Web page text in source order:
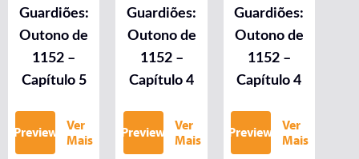
Guardiões:
Outono de
1152 –
Capítulo 5
Preview
Ver
Mais
Guardiões:
Outono de
1152 –
Capítulo 4
Preview
Ver
Mais
Guardiões:
Outono de
1152 –
Capítulo 4
Preview
Ver
Mais